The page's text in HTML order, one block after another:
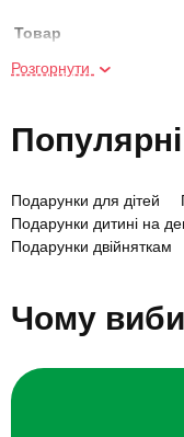
Товар
Майстер-клас гри на
Майстер-клас
компанії
Розгорнути
Подарунки для дітей
Подарунки дитині на
Подарунки двійняткам
Подарунки дітям на
Подарунки на День
Активний відпочинок для
Чому